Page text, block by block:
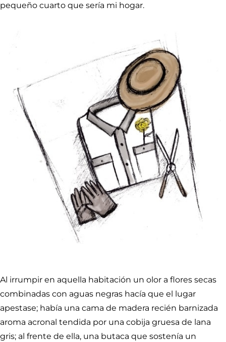
pequeño cuarto que sería mi hogar.
Al irrumpir en aquella habitación un olor a flores secas
combinadas con aguas negras hacía que el lugar
apestase; había una cama de madera recién barnizada
aroma acronal tendida por una cobija gruesa de lana
gris; al frente de ella, una butaca que sostenía un